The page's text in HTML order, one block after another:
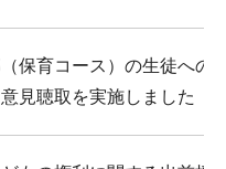
保育コース）の生徒への
見聴取を実施しました